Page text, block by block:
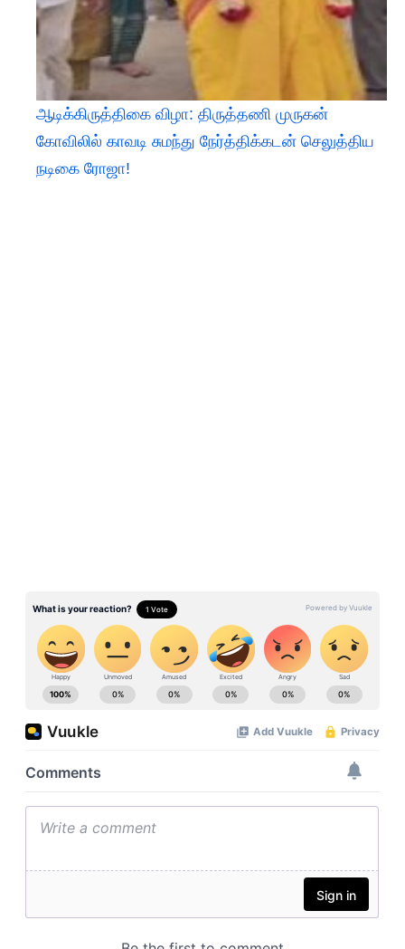
ஆடிக்கிருத்திகை விழா: திருத்தணி முருகன்
கோவிலில் காவடி சுமந்து நேர்த்திக்கடன் செலுத்திய
நடிகை ரோஜா!